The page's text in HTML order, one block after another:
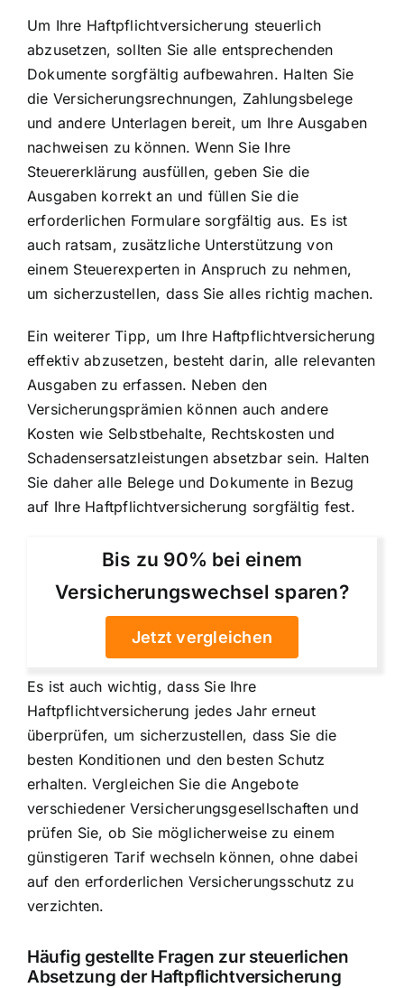
Um Ihre Haftpflichtversicherung steuerlich
abzusetzen, sollten Sie alle entsprechenden
Dokumente sorgfältig aufbewahren. Halten Sie
die Versicherungsrechnungen, Zahlungsbelege
und andere Unterlagen bereit, um Ihre Ausgaben
nachweisen zu können. Wenn Sie Ihre
Steuererklärung ausfüllen, geben Sie die
Ausgaben korrekt an und füllen Sie die
erforderlichen Formulare sorgfältig aus. Es ist
auch ratsam, zusätzliche Unterstützung von
einem Steuerexperten in Anspruch zu nehmen,
um sicherzustellen, dass Sie alles richtig machen.
Ein weiterer Tipp, um Ihre Haftpflichtversicherung
effektiv abzusetzen, besteht darin, alle relevanten
Ausgaben zu erfassen. Neben den
Versicherungsprämien können auch andere
Kosten wie Selbstbehalte, Rechtskosten und
Schadensersatzleistungen absetzbar sein. Halten
Sie daher alle Belege und Dokumente in Bezug
auf Ihre Haftpflichtversicherung sorgfältig fest.
Bis zu 90% bei einem
Versicherungswechsel sparen?
Jetzt vergleichen
Es ist auch wichtig, dass Sie Ihre
Haftpflichtversicherung jedes Jahr erneut
überprüfen, um sicherzustellen, dass Sie die
besten Konditionen und den besten Schutz
erhalten. Vergleichen Sie die Angebote
verschiedener Versicherungsgesellschaften und
prüfen Sie, ob Sie möglicherweise zu einem
günstigeren Tarif wechseln können, ohne dabei
auf den erforderlichen Versicherungsschutz zu
verzichten.
Häufig gestellte Fragen zur steuerlichen
Absetzung der Haftpflichtversicherung